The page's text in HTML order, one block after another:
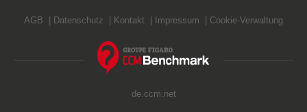
AGB Datenschutz Kontakt Impressum Cookie-Verwaltung
de.ccm.net